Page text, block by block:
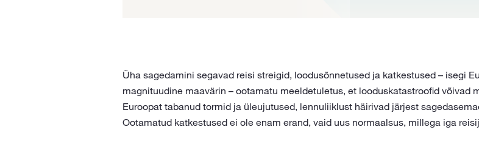
Üha sagedamini segavad reisi streigid, loodusõnnetused ja katkestused – isegi
magnituudine maavärin – ootamatu meeldetuletus, et looduskatastroofid võivad
Euroopat tabanud tormid ja üleujutused, lennuliiklust häirivad järjest
Ootamatud katkestused ei ole enam erand, vaid uus normaalsus, millega iga